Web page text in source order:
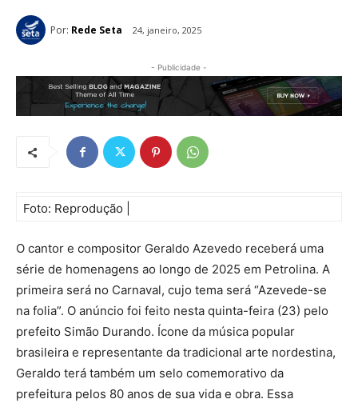
Por: Rede Seta 24, janeiro, 2025
- Publicidade -
Foto: Reprodução |
O cantor e compositor Geraldo Azevedo receberá uma
série de homenagens ao longo de 2025 em Petrolina. A
primeira será no Carnaval, cujo tema será “Azevede-se
na folia”. O anúncio foi feito nesta quinta-feira (23) pelo
prefeito Simão Durando. Ícone da música popular
brasileira e representante da tradicional arte nordestina,
Geraldo terá também um selo comemorativo da
prefeitura pelos 80 anos de sua vida e obra. Essa